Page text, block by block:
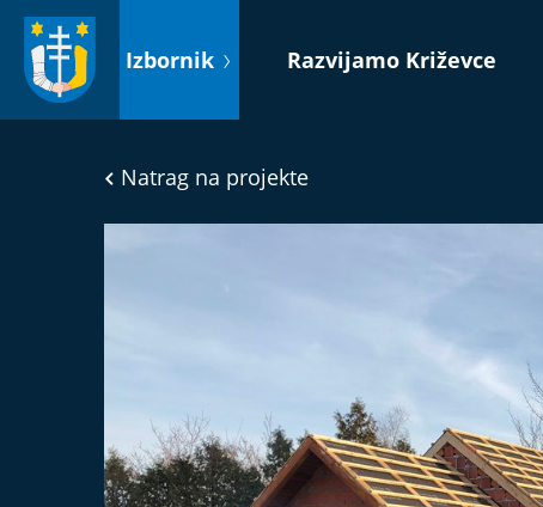
sadržaj
Izbornik Razvijamo Križevce
Natrag na projekte